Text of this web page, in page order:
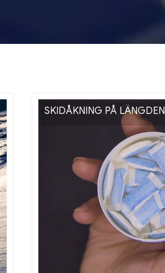
SKIDÅKNING PÅ LÄNGDEN